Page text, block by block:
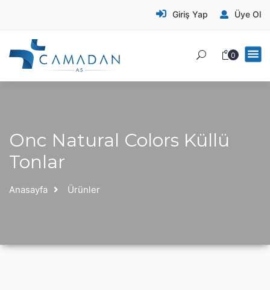
Giriş Yap Üye Ol
0
Onc Natural Colors Küllü
Tonlar
Anasayfa Ürünler